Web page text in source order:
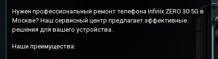
Нужен профессиональный ремонт телефона Infinix ZERO 30 5G в
Москве? Наш сервисный центр предлагает эффективные
решения для вашего устройства.
Наши преимущества: